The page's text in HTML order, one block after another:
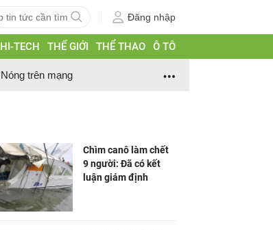
Đăng nhập
HI-TECH THẾ GIỚI THỂ THAO Ô TÔ
Nóng trên mạng
Chìm canô làm chết
9 người: Đã có kết
luận giám định